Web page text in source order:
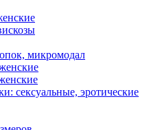
микромодал
сексуальные, эротические